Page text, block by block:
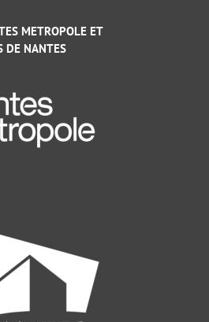
METROPOLE ET
DE NANTES